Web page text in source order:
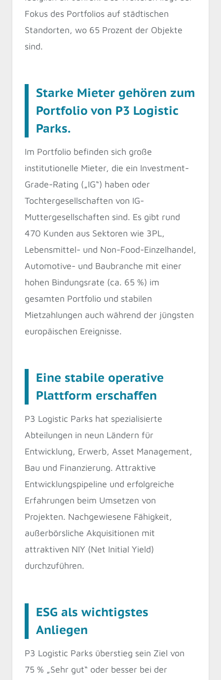
Fokus des Portfolios auf städtischen
Standorten, wo 65 Prozent der Objekte
sind.
Starke Mieter gehören zum
Portfolio von P3 Logistic
Parks.
Im Portfolio befinden sich große
institutionelle Mieter, die ein Investment-
Grade-Rating („IG“) haben oder
Tochtergesellschaften von IG-
Muttergesellschaften sind. Es gibt rund
470 Kunden aus Sektoren wie 3PL,
Lebensmittel- und Non-Food-Einzelhandel,
Automotive- und Baubranche mit einer
hohen Bindungsrate (ca. 65 %) im
gesamten Portfolio und stabilen
Mietzahlungen auch während der jüngsten
europäischen Ereignisse.
Eine stabile operative
Plattform erschaffen
P3 Logistic Parks hat spezialisierte
Abteilungen in neun Ländern für
Entwicklung, Erwerb, Asset Management,
Bau und Finanzierung. Attraktive
Entwicklungspipeline und erfolgreiche
Erfahrungen beim Umsetzen von
Projekten. Nachgewiesene Fähigkeit,
außerbörsliche Akquisitionen mit
attraktiven NIY (Net Initial Yield)
durchzuführen.
ESG als wichtigstes
Anliegen
P3 Logistic Parks überstieg sein Ziel von
75 % „Sehr gut“ oder besser bei der